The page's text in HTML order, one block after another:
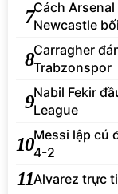
7Cách
Newcastle
8Carragher
Trabzonspor
9Nabil Fekir
League
10Messi lập cú
4-2
11Alvarez trực